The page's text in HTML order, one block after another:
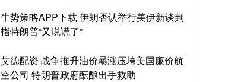
牛势策略APP下载 伊朗否认举行美伊新谈判
指特朗普“又说谎了”
艾德配资 战争推升油价暴涨压垮美国廉价航
空公司 特朗普政府酝酿出手救助